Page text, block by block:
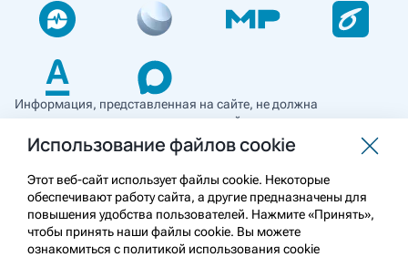
Информация, представленная на сайте, не должна
использоваться для самостоятельной диагностики и лечения
и не может служить заменой очной консультации врача. Перед
применением необходимо ознакомиться
с противопоказаниями препарата. Информация
о лекарственных средствах рецептурного отпуска
предназначена для медицинских и фармацевтических
работников.
Использование файлов cookie
Этот веб-сайт использует файлы cookie. Некоторые
обеспечивают работу сайта, а другие предназначены для
повышения удобства пользователей. Нажмите «Принять»,
чтобы принять наши файлы cookie. Вы можете
ознакомиться с политикой использования cookie